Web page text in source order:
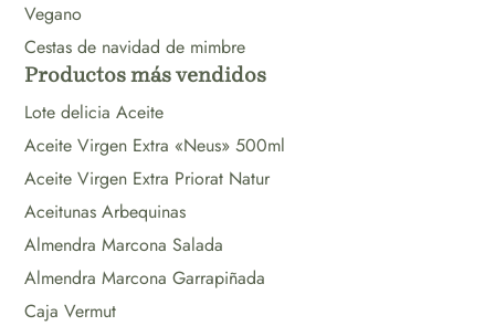
Vegano
Cestas de navidad de mimbre
Productos más vendidos
Lote delicia Aceite
Aceite Virgen Extra «Neus» 500ml
Aceite Virgen Extra Priorat Natur
Aceitunas Arbequinas
Almendra Marcona Salada
Almendra Marcona Garrapiñada
Caja Vermut